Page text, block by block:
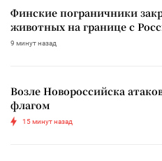
Финские пограничники
животных на границе с
9 минут назад
Возле Новороссийска
флагом
15 минут назад